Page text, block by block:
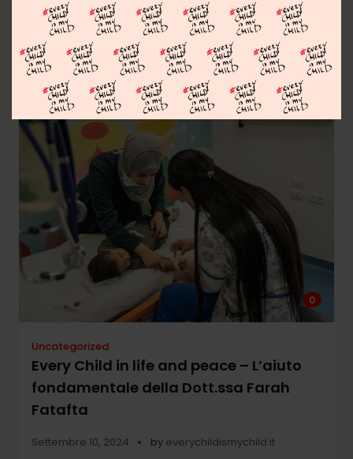
All comments are held for moderation.
Related Posts
0
Uncategorized
Every Child in life and peace – L’aiuto
fondamentale della Dott.ssa Farah
Fatafta
Settembre 10, 2024 by everychildismychild.it